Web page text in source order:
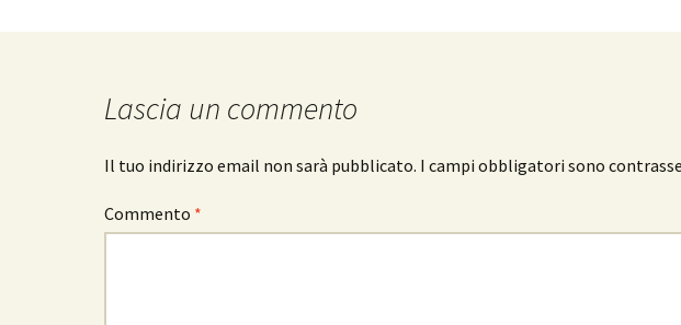
Lascia un commento
Il tuo indirizzo email non sarà pubblicato. I campi obbligatori sono
Commento *